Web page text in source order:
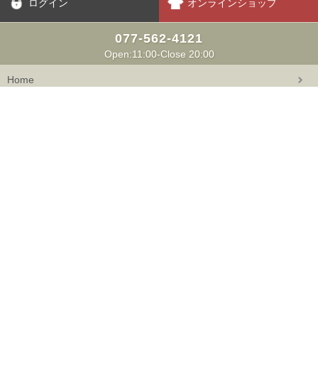
ログイン オンラインショップ
077-562-4121
Open:11:00-Close 20:00
Home